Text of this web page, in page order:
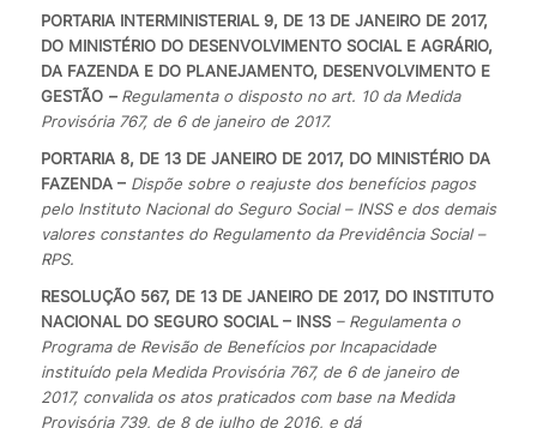
PORTARIA INTERMINISTERIAL 9, DE 13 DE JANEIRO DE 2017,
DO MINISTÉRIO DO DESENVOLVIMENTO SOCIAL E AGRÁRIO,
DA FAZENDA E DO PLANEJAMENTO, DESENVOLVIMENTO E
GESTÃO –Regulamenta o disposto no art. 10 da Medida
Provisória 767, de 6 de janeiro de 2017.
PORTARIA 8, DE 13 DE JANEIRO DE 2017, DO MINISTÉRIO DA
FAZENDA –Dispõe sobre o reajuste dos benefícios pagos
pelo Instituto Nacional do Seguro Social – INSS e dos demais
valores constantes do Regulamento da Previdência Social –
RPS.
RESOLUÇÃO 567, DE 13 DE JANEIRO DE 2017, DO INSTITUTO
NACIONAL DO SEGURO SOCIAL – INSS– Regulamenta o
Programa de Revisão de Benefícios por Incapacidade
instituído pela Medida Provisória 767, de 6 de janeiro de
2017, convalida os atos praticados com base na Medida
Provisória 739, de 8 de julho de 2016, e dá